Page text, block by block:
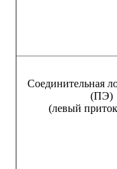
Соединительная
(ПЭ)
(левый